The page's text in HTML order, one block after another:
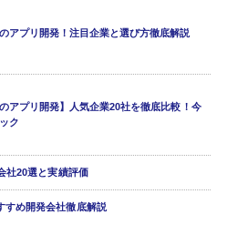
アプリ開発！注目企業と選び方徹底解説
のアプリ開発】人気企業20社を徹底比較！今
ク
社20選と実績評価
すめ開発会社徹底解説